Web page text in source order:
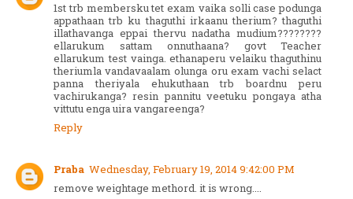
1st trb membersku tet exam vaika solli case podunga
appathaan trb ku thaguthi irkaanu therium? thaguthi
illathavanga eppai thervu nadatha mudium????????
ellarukum sattam onnuthaana? govt Teacher
ellarukum test vainga. ethanaperu velaiku thaguthinu
theriumla vandavaalam olunga oru exam vachi selact
panna theriyala ehukuthaan trb boardnu peru
vachirukanga? resin pannitu veetuku pongaya atha
vittutu enga uira vangareenga?
Reply
Praba Wednesday, February 19, 2014 9:42:00 PM
remove weightage methord. it is wrong....